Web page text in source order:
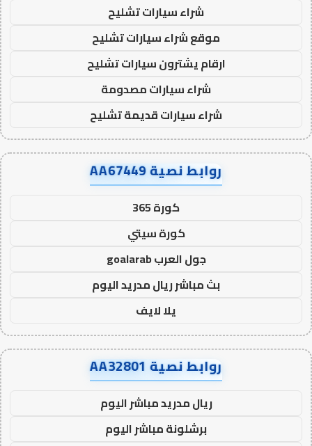
شراء سيارات تشليح
موقع شراء سيارات تشليح
ارقام يشترون سيارات تشليح
شراء سيارات مصدومة
شراء سيارات قديمة تشليح
روابط نصية AA67449
كورة 365
كورة سيتي
جول العرب goalarab
بث مباشر ريال مدريد اليوم
يلا لايف
روابط نصية AA32801
ريال مدريد مباشر اليوم
برشلونة مباشر اليوم